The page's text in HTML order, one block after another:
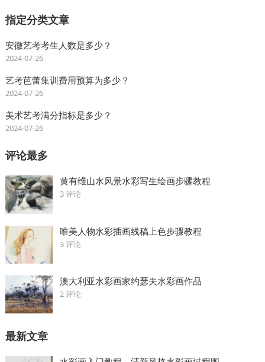
指定分类文章
安徽艺考考生人数是多少？
2024-07-26
艺考芭蕾集训费用预算为多少？
2024-07-26
美术艺考满分指标是多少？
2024-07-26
评论最多
黄有维山水风景水彩写生绘画步骤教程
3 评论
唯美人物水彩插画线稿上色步骤教程
3 评论
澳大利亚水彩画家约瑟夫水彩画作品
2 评论
最新文章